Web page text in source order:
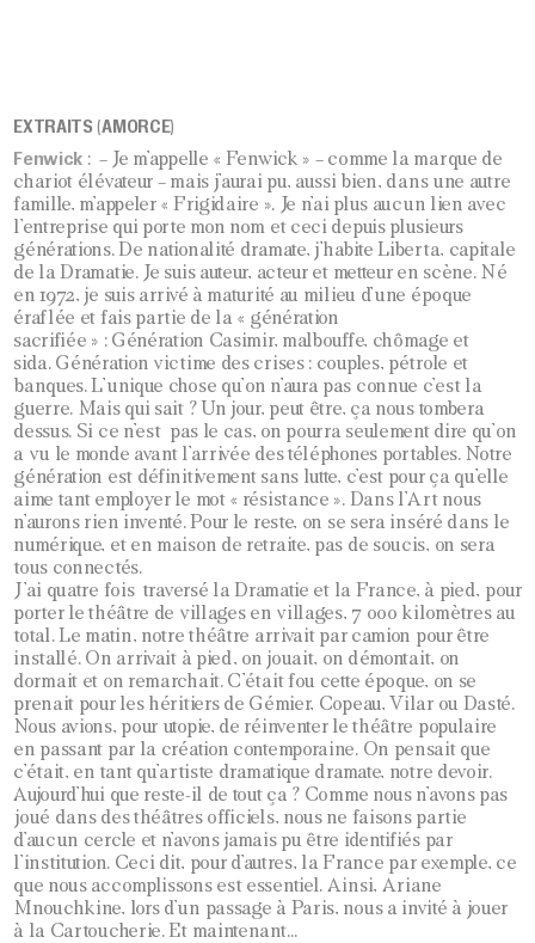
EXTRAITS (AMORCE)
Fenwick : – Je m’appelle « Fenwick » – comme la marque de
chariot élévateur – mais j’aurai pu, aussi bien, dans une autre
famille, m’appeler « Frigidaire ». Je n’ai plus aucun lien avec
l’entreprise qui porte mon nom et ceci depuis plusieurs
générations. De nationalité dramate, j’habite Liberta, capitale
de la Dramatie. Je suis auteur, acteur et metteur en scène. Né
en 1972, je suis arrivé à maturité au milieu d’une époque
éraflée et fais partie de la « génération
sacrifiée » : Génération Casimir, malbouffe, chômage et
sida. Génération victime des crises : couples, pétrole et
banques. L’unique chose qu’on n’aura pas connue c’est la
guerre. Mais qui sait ? Un jour, peut être, ça nous tombera
dessus. Si ce n’est pas le cas, on pourra seulement dire qu’on
a vu le monde avant l’arrivée des téléphones portables. Notre
génération est définitivement sans lutte, c’est pour ça qu’elle
aime tant employer le mot « résistance ». Dans l’Art nous
n’aurons rien inventé. Pour le reste, on se sera inséré dans le
numérique, et en maison de retraite, pas de soucis, on sera
tous connectés.
J’ai quatre fois traversé la Dramatie et la France, à pied, pour
porter le théâtre de villages en villages, 7 000 kilomètres au
total. Le matin, notre théâtre arrivait par camion pour être
installé. On arrivait à pied, on jouait, on démontait, on
dormait et on remarchait. C’était fou cette époque, on se
prenait pour les héritiers de Gémier, Copeau, Vilar ou Dasté.
Nous avions, pour utopie, de réinventer le théâtre populaire
en passant par la création contemporaine. On pensait que
c’était, en tant qu’artiste dramatique dramate, notre devoir.
Aujourd’hui que reste-il de tout ça ? Comme nous n’avons pas
joué dans des théâtres officiels, nous ne faisons partie
d’aucun cercle et n’avons jamais pu être identifiés par
l’institution. Ceci dit, pour d’autres, la France par exemple, ce
que nous accomplissons est essentiel. Ainsi, Ariane
Mnouchkine, lors d’un passage à Paris, nous a invité à jouer
à la Cartoucherie. Et maintenant…